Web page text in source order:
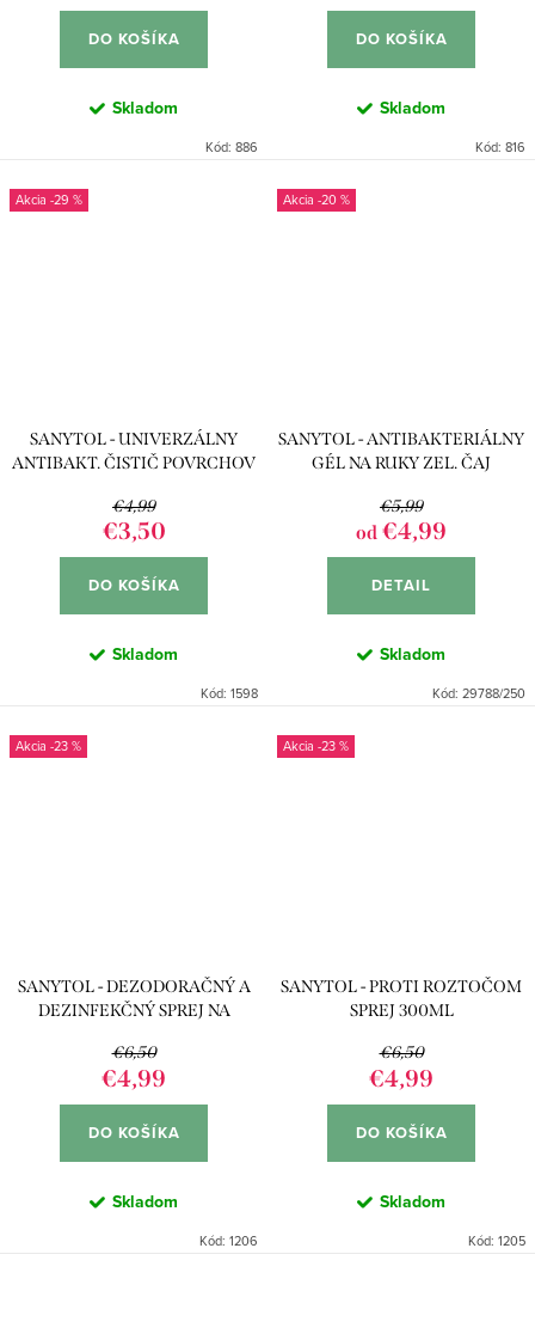
DO KOŠÍKA
Skladom
Kód: 886
DO KOŠÍKA
Skladom
Kód: 816
-29 %
SANYTOL - UNIVERZÁLNY
ANTIBAKT. ČISTIČ POVRCHOV
€4,99
€3,50
DO KOŠÍKA
Skladom
Kód: 1598
-20 %
SANYTOL - ANTIBAKTERIÁLNY
GÉL NA RUKY ZEL. ČAJ
€5,99
od €4,99
DETAIL
Skladom
Kód: 29788/250
-23 %
SANYTOL - DEZODORAČNÝ A
DEZINFEKČNÝ SPREJ NA
€6,50
€4,99
DO KOŠÍKA
Skladom
Kód: 1206
-23 %
SANYTOL - PROTI ROZTOČOM
SPREJ 300ML
€6,50
€4,99
DO KOŠÍKA
Skladom
Kód: 1205